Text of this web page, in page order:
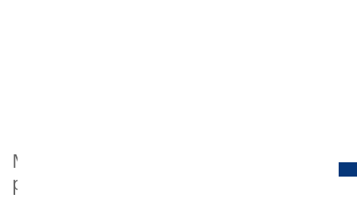
Monografia „Język
polski w Chinach”